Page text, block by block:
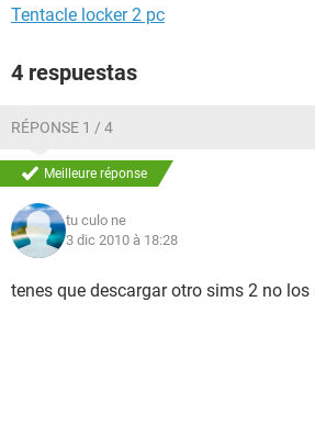
Tentacle locker 2 pc
4 respuestas
RÉPONSE 1 / 4
Meilleure réponse
tu culo ne
3 dic 2010 à 18:28
tenes que descargar otro sims 2 no